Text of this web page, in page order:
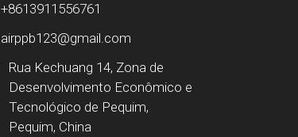
+8613911556761
airppb123@gmail.com
Rua Kechuang 14, Zona de
Desenvolvimento Econômico e
Tecnológico de Pequim,
Pequim, China